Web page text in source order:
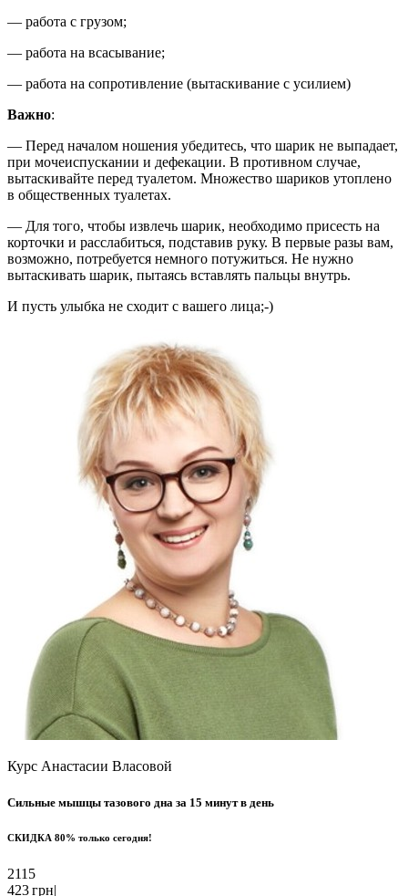
— работа с грузом;
— работа на всасывание;
— работа на сопротивление (вытаскивание с усилием)
Важно:
— Перед началом ношения убедитесь, что шарик не выпадает,
при мочеиспускании и дефекации. В противном случае,
вытаскивайте перед туалетом. Множество шариков утоплено
в общественных туалетах.
— Для того, чтобы извлечь шарик, необходимо присесть на
корточки и расслабиться, подставив руку. В первые разы вам,
возможно, потребуется немного потужиться. Не нужно
вытаскивать шарик, пытаясь вставлять пальцы внутрь.
И пусть улыбка не сходит с вашего лица;-)
Курс Анастасии Власовой
Сильные мышцы тазового дна за 15 минут в день
СКИДКА 80% только сегодня!
2115
423грн